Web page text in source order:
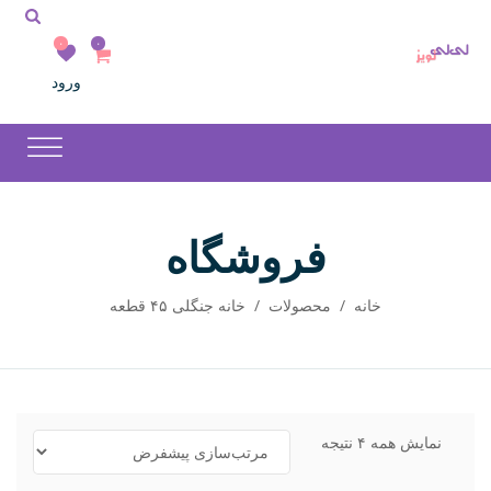
۰ ۰
ورود
فروشگاه
خانه / محصولات / خانه جنگلی ۴۵ قطعه
نمایش همه ۴ نتیجه